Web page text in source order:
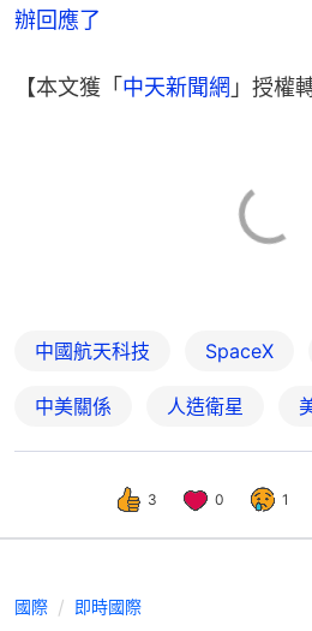
辦回應了
【本文獲「 中天新聞網 」授權
中國航天科技 SpaceX
中美關係 人造衛星
3 0 1
國際 即時國際